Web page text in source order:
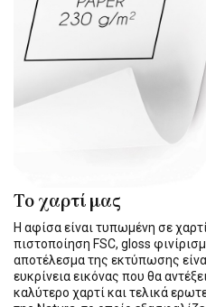
Το χαρτί μας
Η αφίσα είναι τυπωμένη σε
πιστοποίηση FSC, gloss
αποτέλεσμα της εκτύπωσης
ευκρίνεια εικόνας που θα
καλύτερο χαρτί και τελικά